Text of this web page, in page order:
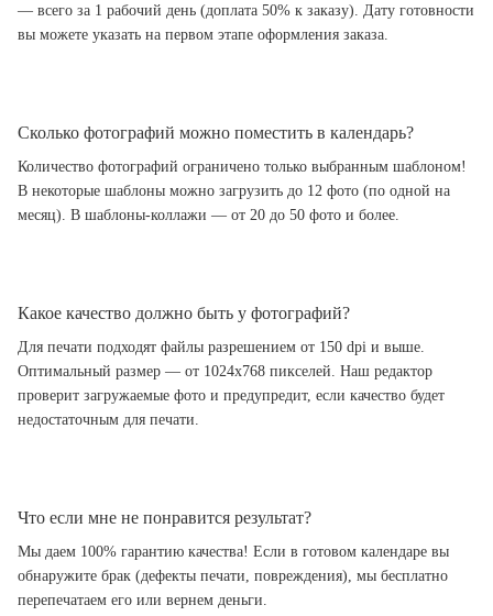
— всего за 1 рабочий день (доплата 50% к заказу). Дату готовности
вы можете указать на первом этапе оформления заказа.
Сколько фотографий можно поместить в календарь?
Количество фотографий ограничено только выбранным шаблоном!
В некоторые шаблоны можно загрузить до 12 фото (по одной на
месяц). В шаблоны-коллажи — от 20 до 50 фото и более.
Какое качество должно быть у фотографий?
Для печати подходят файлы разрешением от 150 dpi и выше.
Оптимальный размер — от 1024x768 пикселей. Наш редактор
проверит загружаемые фото и предупредит, если качество будет
недостаточным для печати.
Что если мне не понравится результат?
Мы даем 100% гарантию качества! Если в готовом календаре вы
обнаружите брак (дефекты печати, повреждения), мы бесплатно
перепечатаем его или вернем деньги.